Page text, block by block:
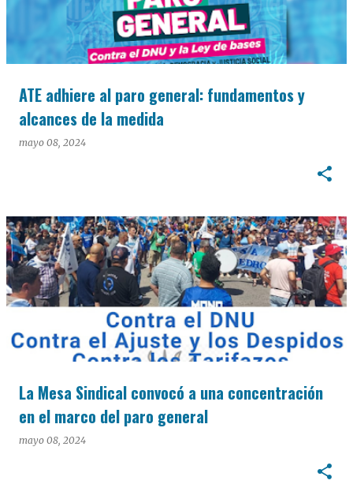
ATE adhiere al paro general: fundamentos y
alcances de la medida
mayo 08, 2024
La Mesa Sindical convocó a una concentración
en el marco del paro general
mayo 08, 2024